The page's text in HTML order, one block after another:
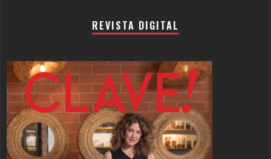
REVISTA DIGITAL